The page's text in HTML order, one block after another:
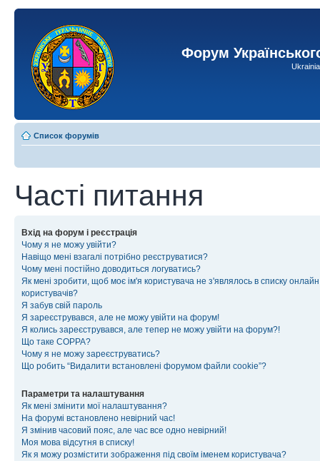
Форум
Список форумів
Часті питання
Вхід на форум і реєстрація
Чому я не можу увійти?
Навіщо мені взагалі потрібно реєструватися?
Чому мені постійно доводиться логуватись?
Як мені зробити, щоб моє ім'я користувача не з'являлось в списку онлайн
користувачів?
Я забув свій пароль
Я зареєструвався, але не можу увійти на форум!
Я колись зареєструвався, але тепер не можу увійти на форум?!
Що таке COPPA?
Чому я не можу зареєструватись?
Що робить “Видалити встановлені форумом файли cookie”?
Параметри та налаштування
Як мені змінити мої налаштування?
На форумі встановлено невірний час!
Я змінив часовий пояс, але час все одно невірний!
Моя мова відсутня в списку!
Як я можу розмістити зображення під своїм іменем користувача?